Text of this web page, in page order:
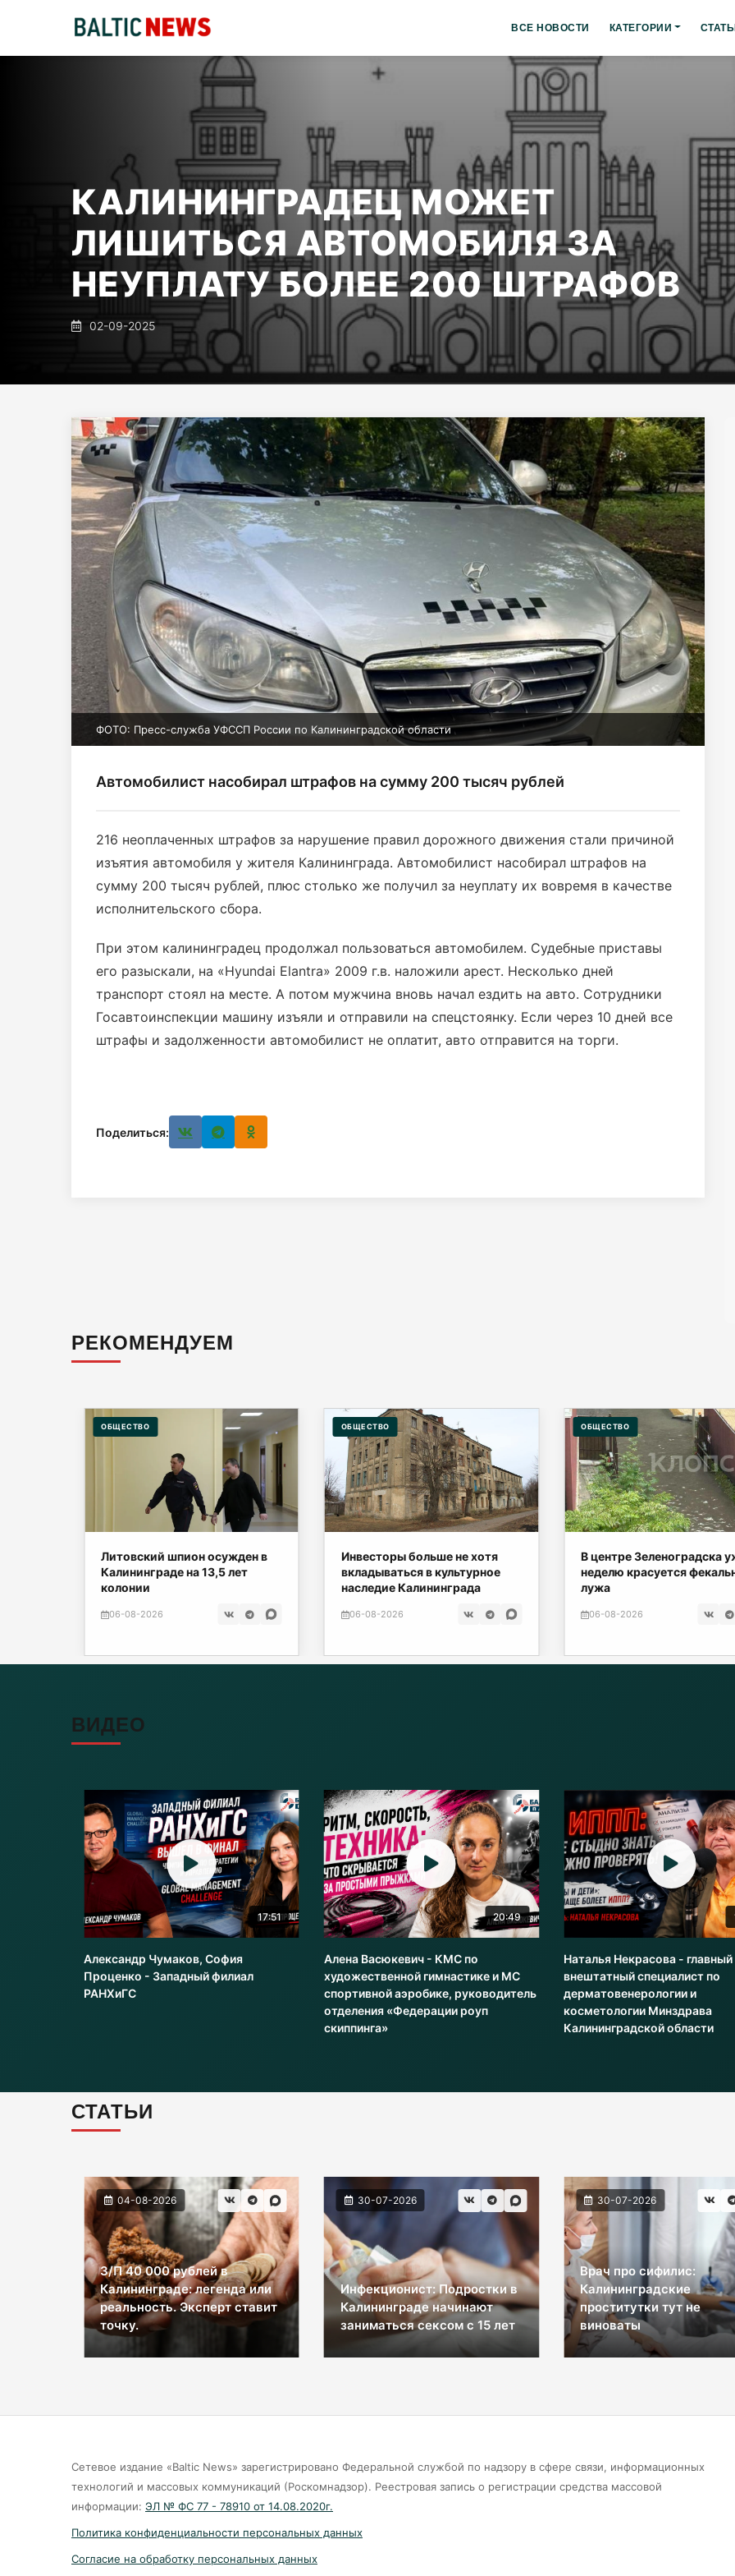
ВСЕ НОВОСТИ КАТЕГОРИИ
КАЛИНИНГРАДЕЦ МОЖЕТ
ЛИШИТЬСЯ АВТОМОБИЛЯ ЗА
НЕУПЛАТУ БОЛЕЕ 200 ШТРАФОВ
02-09-2025
ФОТО: Пресс-служба УФССП России по Калининградской области
Автомобилист насобирал штрафов на сумму 200 тысяч рублей
216 неоплаченных штрафов за нарушение правил дорожного движения стали причиной
изъятия автомобиля у жителя Калининграда. Автомобилист насобирал штрафов на
сумму 200 тысяч рублей, плюс столько же получил за неуплату их вовремя в качестве
исполнительского сбора.
При этом калининградец продолжал пользоваться автомобилем. Судебные приставы
его разыскали, на «Hyundai Elantra» 2009 г.в. наложили арест. Несколько дней
транспорт стоял на месте. А потом мужчина вновь начал ездить на авто. Сотрудники
Госавтоинспекции машину изъяли и отправили на спецстоянку. Если через 10 дней все
штрафы и задолженности автомобилист не оплатит, авто отправится на торги.
Поделиться:
РЕКОМЕНДУЕМ
ОБЩЕСТВО
Литовский шпион осужден в
Калининграде на 13,5 лет
колонии
06-08-2026
ОБЩЕСТВО
Инвесторы больше не хотя
вкладываться в культурное
наследие Калининграда
06-08-2026
ОБЩЕСТВО
В центре Зеленоградска
неделю красуется
лужа
06-08-2026
ВИДЕО
17:51
Александр Чумаков, София
Проценко - Западный филиал
РАНХиГС
20:49
Алена Васюкевич - КМС по
художественной гимнастике и МС
спортивной аэробике, руководитель
отделения «Федерации роуп
скиппинга»
Наталья Некрасова - главный
внештатный специалист по
дерматовенерологии и
косметологии Минздрава
Калининградской области
СТАТЬИ
04-08-2026
З/П 40 000 рублей в
Калининграде: легенда или
реальность. Эксперт ставит
точку.
30-07-2026
Инфекционист: Подростки в
Калининграде начинают
заниматься сексом с 15 лет
30-07-2026
Врач про сифилис:
Калининградские
проститутки тут не
виноваты
Сетевое издание «Baltic News» зарегистрировано Федеральной службой по надзору в сфере связи, информационных
технологий и массовых коммуникаций (Роскомнадзор). Реестровая запись о регистрации средства массовой
информации: ЭЛ № ФС 77 - 78910 от 14.08.2020г.
Политика конфиденциальности персональных данных
Согласие на обработку персональных данных